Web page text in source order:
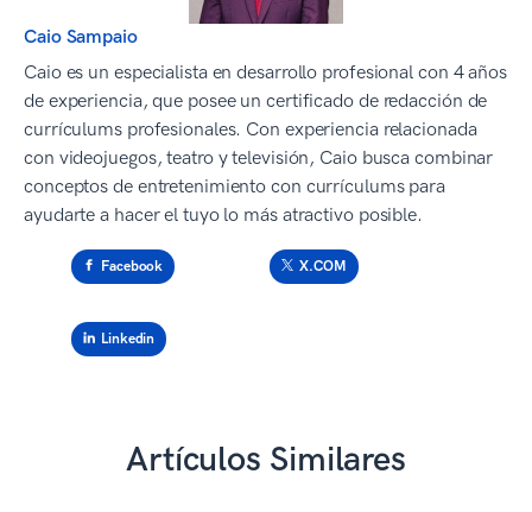
Caio Sampaio
Caio es un especialista en desarrollo profesional con 4 años
de experiencia, que posee un certificado de redacción de
currículums profesionales. Con experiencia relacionada
con videojuegos, teatro y televisión, Caio busca combinar
conceptos de entretenimiento con currículums para
ayudarte a hacer el tuyo lo más atractivo posible.
Facebook X.COM
Linkedin
Artículos Similares